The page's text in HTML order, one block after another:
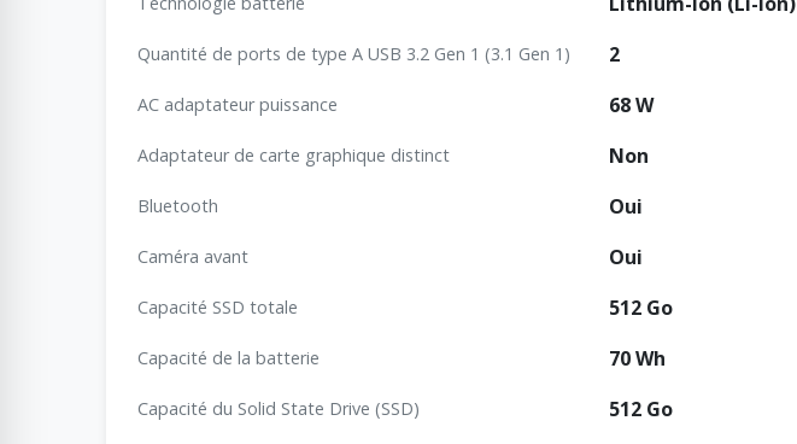
Quantité de ports de type A USB 3.2 Gen 1 (3.1 Gen 1) 2
AC adaptateur puissance 68 W
Adaptateur de carte graphique distinct Non
Bluetooth Oui
Caméra avant Oui
Capacité SSD totale 512 Go
Capacité de la batterie 70 Wh
Capacité du Solid State Drive (SSD) 512 Go